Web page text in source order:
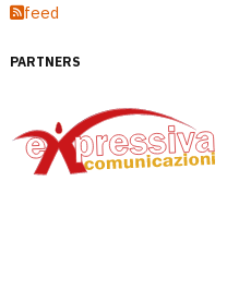
feed
PARTNERS